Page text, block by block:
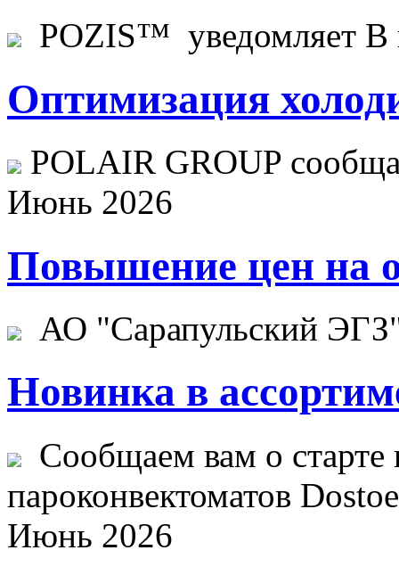
POZIS™ уведомляет В
Оптимизация
POLAIR GROUP
Июнь 2026
Повышение цен на
АО "Сарапульский
Новинка в
Сообщаем вам о старте
пароконвектоматов
Июнь 2026